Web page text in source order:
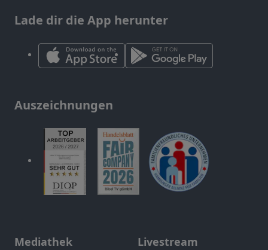
Lade dir die App herunter
Auszeichnungen
Mediathek Livestream